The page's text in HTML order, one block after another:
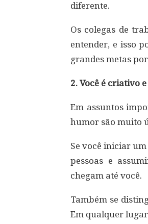
diferente.
Os colegas de
entender, e isso
grandes metas
2. Você é criativo
Em assuntos
humor são muito
Se você iniciar
pessoas e
chegam até você.
Também se
Em qualquer